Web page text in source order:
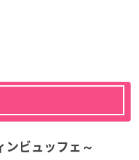
ンビュッフェ～